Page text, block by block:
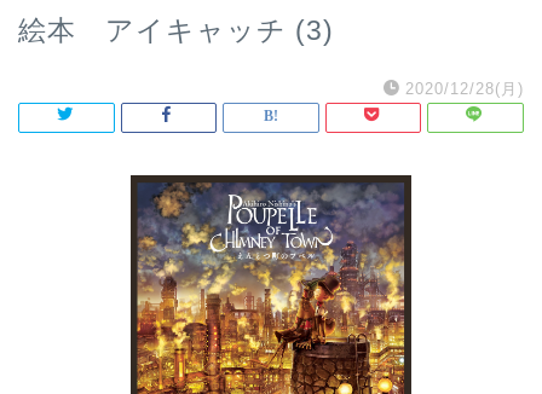
絵本 アイキャッチ (3)
2020/12/28(月)